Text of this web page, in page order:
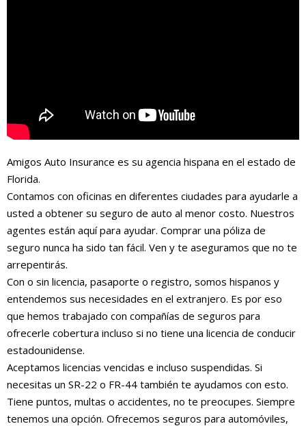
Amigos Auto Insurance es su agencia hispana en el estado de
Florida.
Contamos con oficinas en diferentes ciudades para ayudarle a
usted a obtener su seguro de auto al menor costo. Nuestros
agentes están aquí para ayudar. Comprar una póliza de
seguro nunca ha sido tan fácil. Ven y te aseguramos que no te
arrepentirás.
Con o sin licencia, pasaporte o registro, somos hispanos y
entendemos sus necesidades en el extranjero. Es por eso
que hemos trabajado con compañías de seguros para
ofrecerle cobertura incluso si no tiene una licencia de conducir
estadounidense.
Aceptamos licencias vencidas e incluso suspendidas. Si
necesitas un SR-22 o FR-44 también te ayudamos con esto.
Tiene puntos, multas o accidentes, no te preocupes. Siempre
tenemos una opción. Ofrecemos seguros para automóviles,